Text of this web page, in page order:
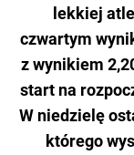
lekkiej
czwartym
z wynikiem
start na
W niedzielę
którego